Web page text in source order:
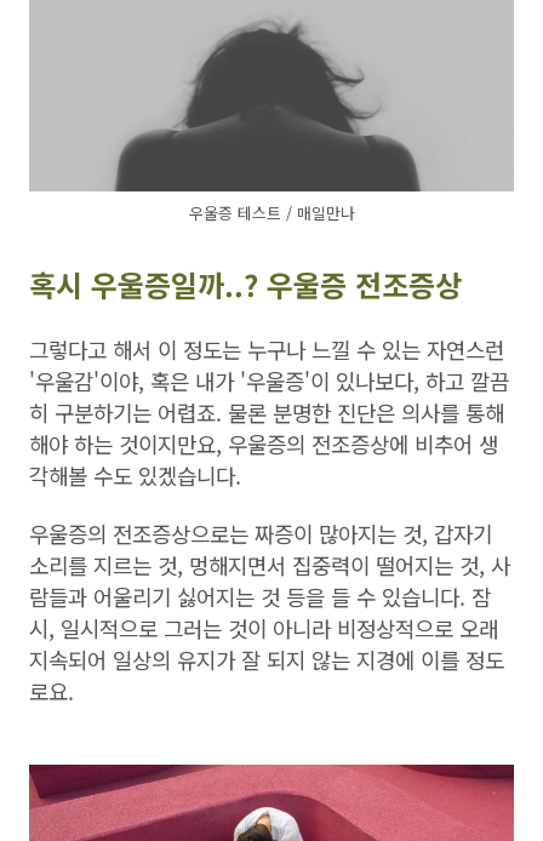
우울증 테스트 / 매일만나
혹시 우울증일까..? 우울증 전조증상
그렇다고 해서 이 정도는 누구나 느낄 수 있는 자연스런
'우울감'이야, 혹은 내가 '우울증'이 있나보다, 하고 깔끔
히 구분하기는 어렵죠. 물론 분명한 진단은 의사를 통해
해야 하는 것이지만요, 우울증의 전조증상에 비추어 생
각해볼 수도 있겠습니다.
우울증의 전조증상으로는 짜증이 많아지는 것, 갑자기
소리를 지르는 것, 멍해지면서 집중력이 떨어지는 것, 사
람들과 어울리기 싫어지는 것 등을 들 수 있습니다. 잠
시, 일시적으로 그러는 것이 아니라 비정상적으로 오래
지속되어 일상의 유지가 잘 되지 않는 지경에 이를 정도
로요.